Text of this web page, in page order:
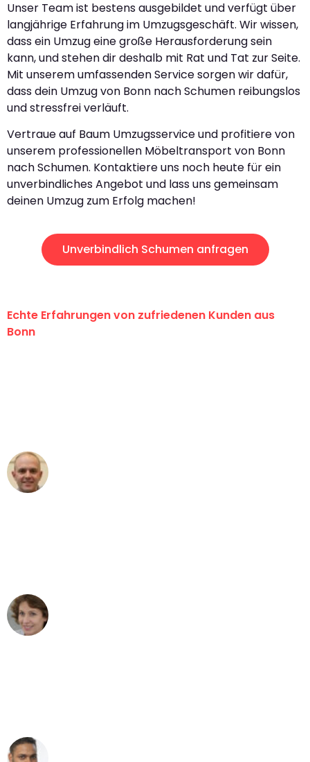
Unser Team ist bestens ausgebildet und verfügt über
langjährige Erfahrung im Umzugsgeschäft. Wir wissen,
dass ein Umzug eine große Herausforderung sein
kann, und stehen dir deshalb mit Rat und Tat zur Seite.
Mit unserem umfassenden Service sorgen wir dafür,
dass dein Umzug von Bonn nach Schumen reibungslos
und stressfrei verläuft.
Vertraue auf Baum Umzugsservice und profitiere von
unserem professionellen Möbeltransport von Bonn
nach Schumen. Kontaktiere uns noch heute für ein
unverbindliches Angebot und lass uns gemeinsam
deinen Umzug zum Erfolg machen!
Unverbindlich Schumen anfragen
Echte Erfahrungen von zufriedenen Kunden aus
Bonn